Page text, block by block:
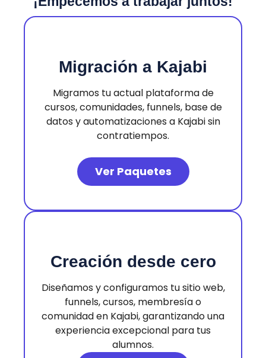
Migración a Kajabi
Migramos tu actual plataforma de
cursos, comunidades, funnels, base de
datos y automatizaciones a Kajabi sin
contratiempos.
Ver Paquetes
Creación desde cero
Diseñamos y configuramos tu sitio web,
funnels, cursos, membresía o
comunidad en Kajabi, garantizando una
experiencia excepcional para tus
alumnos.